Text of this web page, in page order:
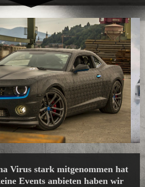
Virus stark mitgenommen hat
Events anbieten haben wir